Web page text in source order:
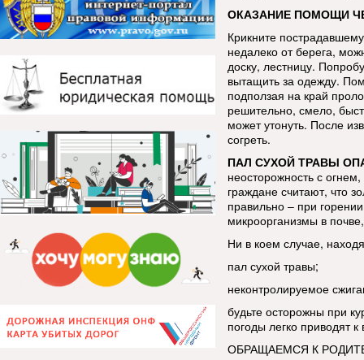
ОКАЗАНИЕ ПОМОЩИ
Крикните
недалеко от берега,
доску, лестницу.
вытащить за одежду.
подползая на край
решительно, смело,
может утонуть. После
согреть.
ПАЛ СУХОЙ ТРАВЫ
неосторожность с
граждане считают, что
правильно – при
микроорганизмы в
Ни в коем случае,
пал сухой травы;
неконтролируемое
будьте осторожны при
погоды легко приводят
ОБРАЩАЕМСЯ К